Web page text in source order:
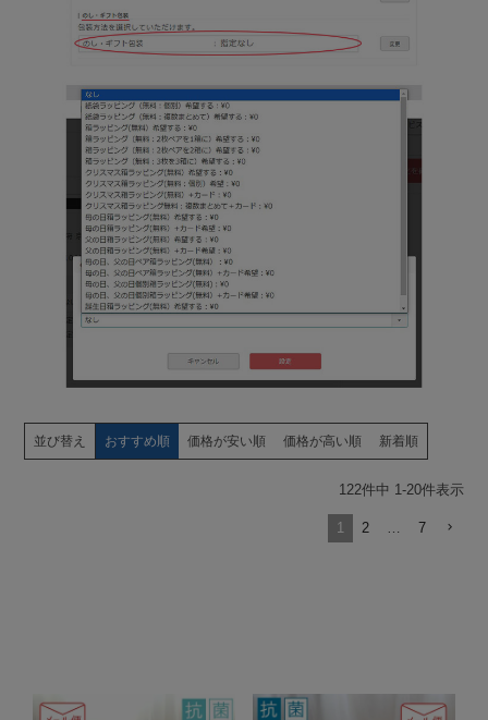
並び替え おすすめ順 価格が安い順 価格が高い順 新着順
122件中 1-20件表示
1 2 7